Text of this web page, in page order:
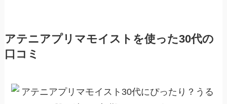
アテニアプリマモイストを使った30代の
口コミ